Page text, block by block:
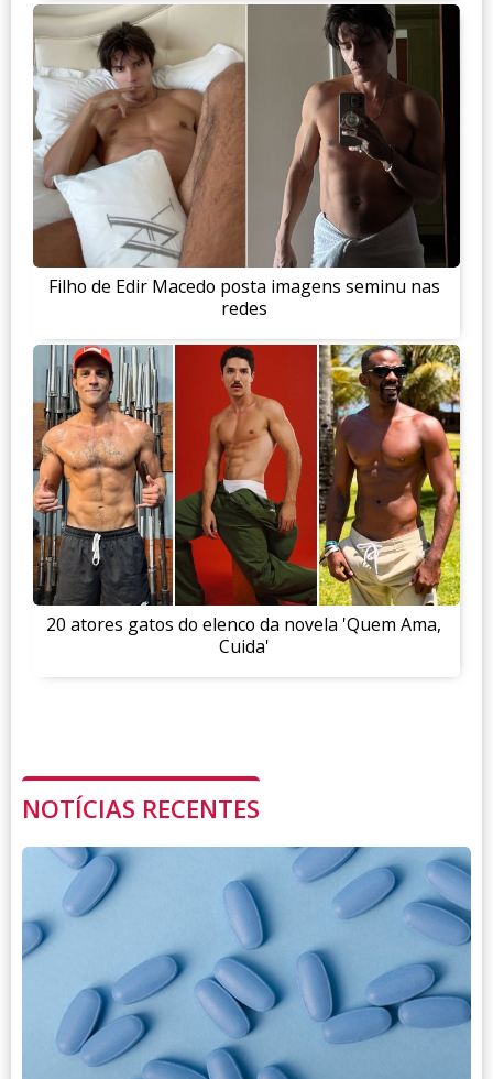
Filho de Edir Macedo posta imagens seminu nas
redes
20 atores gatos do elenco da novela 'Quem Ama,
Cuida'
NOTÍCIAS RECENTES